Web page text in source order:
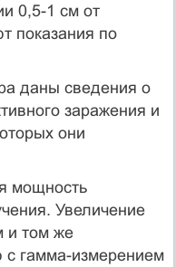
0,5-1 см от
показания по
даны сведения о
заражения и
они
мощность
Увеличение
и том же
с гамма-измерением